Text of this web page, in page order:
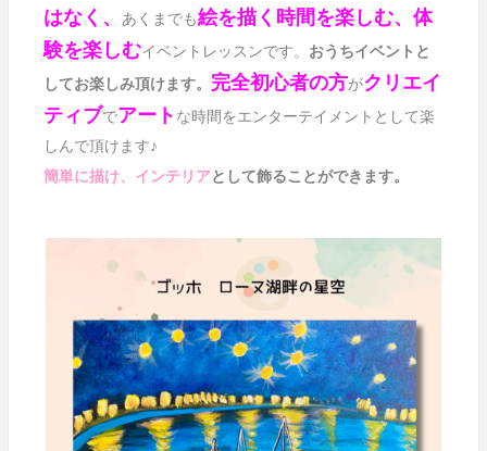
はなく、
あくまでも絵を描く時間を楽しむ、体
験を楽しむイベントレッスンです。 おうちイベントと
してお楽しみ頂けます。 完全初心者の方がクリエイ
ティブでアート な時間をエンターテイメントとして楽
しんで頂けます♪
簡単に描け、インテリアとして飾ることができます。